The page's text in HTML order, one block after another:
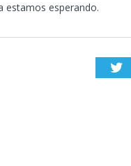
estamos esperando.